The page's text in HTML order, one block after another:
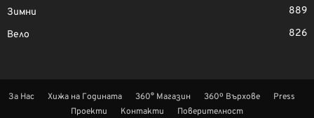
Зимни
889
Вело
826
За Нас Хижа на Годината 360° Магазин 360º Върхове
Press
Проекти
Контакти Поверителност